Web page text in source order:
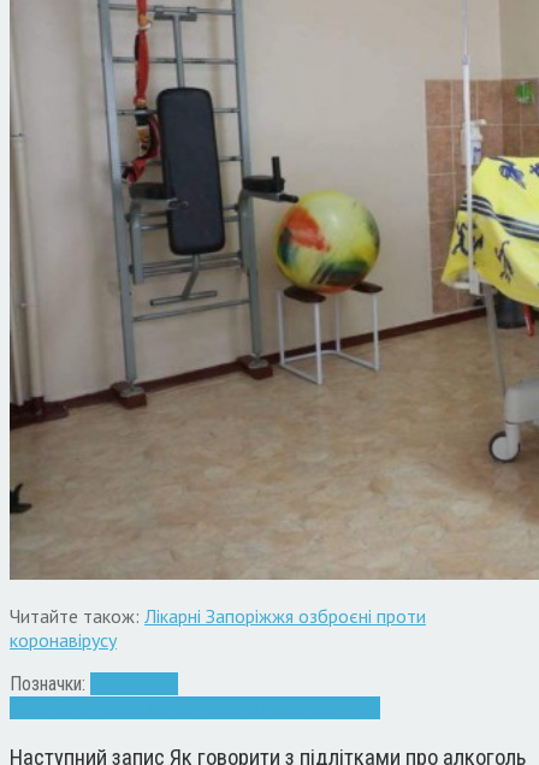
Читайте також: Лікарні Запоріжжя озброєні проти
коронавірусу
Позначки:
Наступний запис Як говорити з підлітками про алкоголь